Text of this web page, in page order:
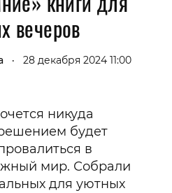
вечеров
• 28 декабря 2024 11:00
никуда
будет
в
мир. Собрали
для уютных